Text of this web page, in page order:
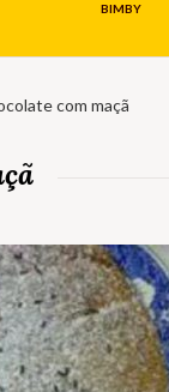
BIMBY
com maçã